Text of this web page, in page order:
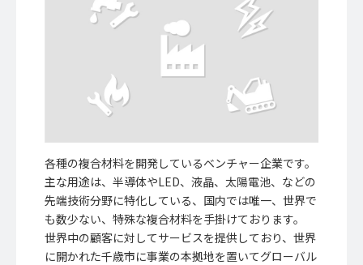
各種の複合材料を開発しているベンチャー企業です。
主な用途は、半導体やLED、液晶、太陽電池、などの
先端技術分野に特化している、国内では唯一、世界で
も数少ない、特殊な複合材料を手掛けております。
世界中の顧客に対してサービスを提供しており、世界
に開かれた千歳市に事業の本拠地を置いてグローバル